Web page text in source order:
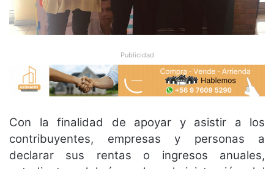
Publicidad
Con la finalidad de apoyar y asistir a los
contribuyentes, empresas y personas a
declarar sus rentas o ingresos anuales,